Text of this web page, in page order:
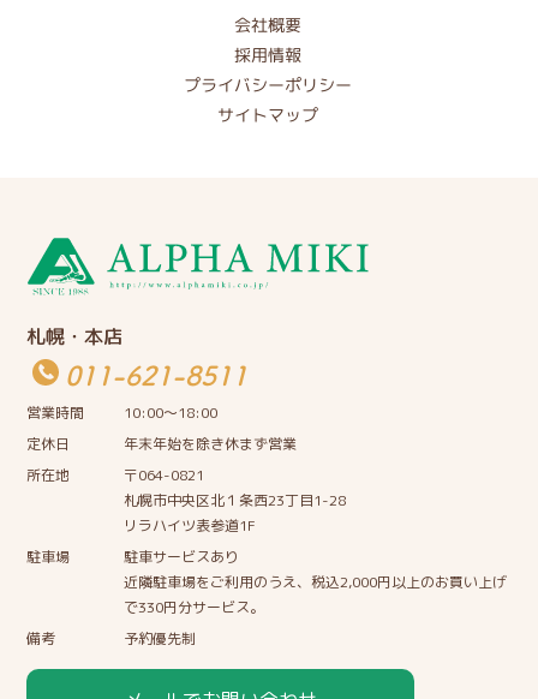
会社概要
採用情報
プライバシーポリシー
サイトマップ
札幌・本店
011-621-8511
営業時間
10:00〜18:00
定休日
年末年始を除き休まず営業
所在地
〒064-0821
札幌市中央区北１条西23丁目1-28
リラハイツ表参道1F
駐車場
駐車サービスあり
近隣駐車場をご利用のうえ、税込2,000円以上のお買い上げ
で330円分サービス。
備考
予約優先制